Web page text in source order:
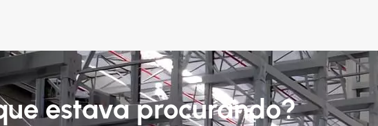
estava procurando?